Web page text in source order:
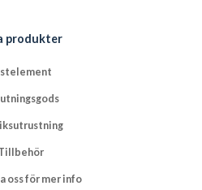
produkter
oss för mer info